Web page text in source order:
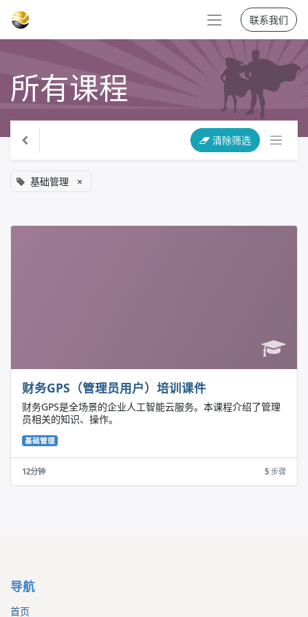
联系我们
所有课程
清除筛选
基础管理 ×
财务GPS（管理员用户）培训课件
财务GPS是全场景的企业人工智能云服务。本课程介绍了管理
员相关的知识、操作。
基础管理
12分钟 5 步骤
导航
首页